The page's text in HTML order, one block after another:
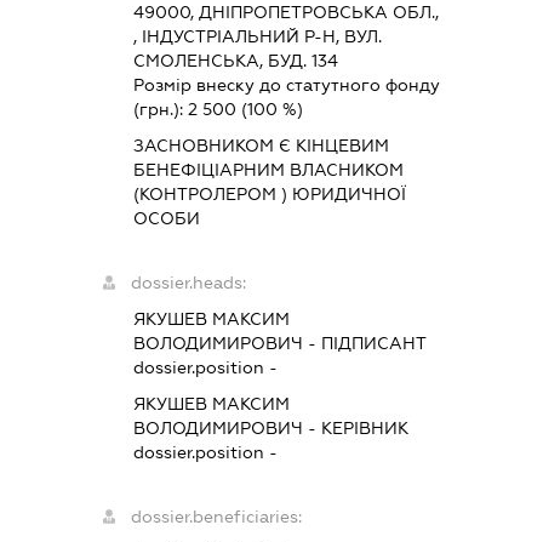
49000, ДНIПРОПЕТРОВСЬКА ОБЛ.,
, ІНДУСТРІАЛЬНИЙ Р-Н, ВУЛ.
СМОЛЕНСЬКА, БУД. 134
Розмір внеску до статутного фонду
(грн.):2 500 (100 %)
ЗАСНОВНИКОМ Є КІНЦЕВИМ
БЕНЕФІЦІАРНИМ ВЛАСНИКОМ
(КОНТРОЛЕРОМ ) ЮРИДИЧНОЇ
ОСОБИ
dossier.heads:
ЯКУШЕВ МАКСИМ
ВОЛОДИМИРОВИЧ - ПІДПИСАНТ
dossier.position -
ЯКУШЕВ МАКСИМ
ВОЛОДИМИРОВИЧ - КЕРІВНИК
dossier.position -
dossier.beneficiaries: